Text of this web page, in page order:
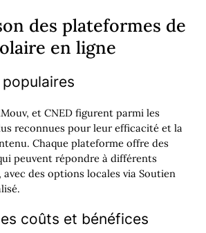
des plateformes de
en ligne
et CNED figurent parmi les
reconnues pour leur efficacité et la
Chaque plateforme offre des
peuvent répondre à différents
des options locales via Soutien
coûts et bénéfices